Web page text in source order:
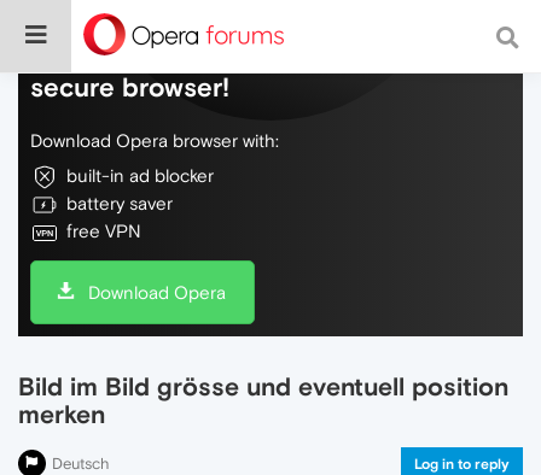
Do more on the web, with a fast and
secure browser!
Download Opera browser with:
built-in ad blocker
battery saver
free VPN
Download Opera
Bild im Bild grösse und eventuell position
merken
Deutsch Log in to reply